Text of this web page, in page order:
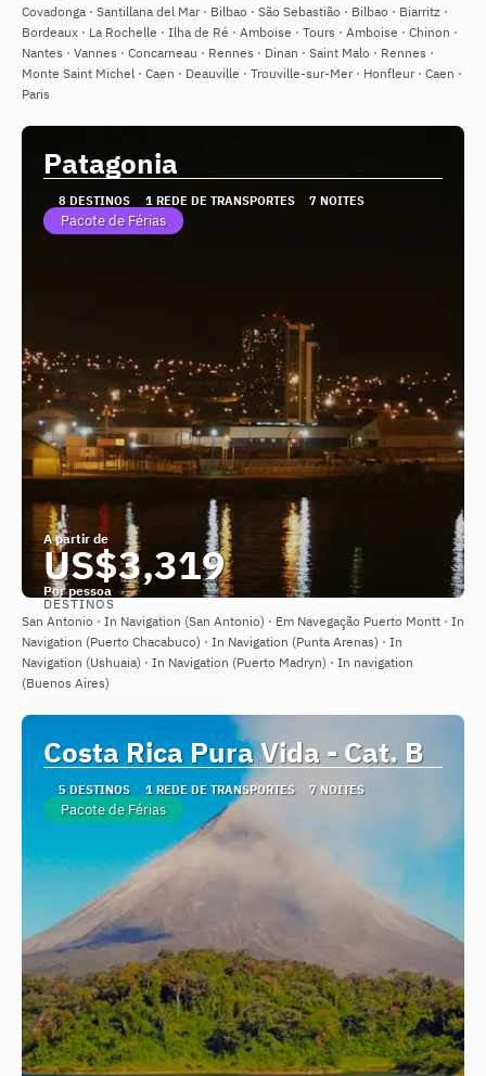
Covadonga · Santillana del Mar · Bilbao · São Sebastião · Bilbao · Biarritz ·
Bordeaux · La Rochelle · Ilha de Ré · Amboise · Tours · Amboise · Chinon ·
Nantes · Vannes · Concarneau · Rennes · Dinan · Saint Malo · Rennes ·
Monte Saint Michel · Caen · Deauville · Trouville-sur-Mer · Honfleur · Caen ·
Paris
Patagonia
8 DESTINOS 1 REDE DE TRANSPORTES 7 NOITES
Pacote de Férias
A partir de
US$3,319
Por pessoa
Saiba mais
DESTINOS
San Antonio · In Navigation (San Antonio) · Em Navegação Puerto Montt · In
Navigation (Puerto Chacabuco) · In Navigation (Punta Arenas) · In
Navigation (Ushuaia) · In Navigation (Puerto Madryn) · In navigation
(Buenos Aires)
Costa Rica Pura Vida - Cat. B
5 DESTINOS 1 REDE DE TRANSPORTES 7 NOITES
Pacote de Férias